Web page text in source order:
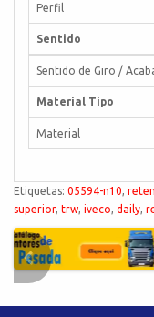
Perfil
Sentido
Sentido de Giro /
Material Tipo
Material
Etiquetas: 05594-n10,
superior, trw, iveco, daily,